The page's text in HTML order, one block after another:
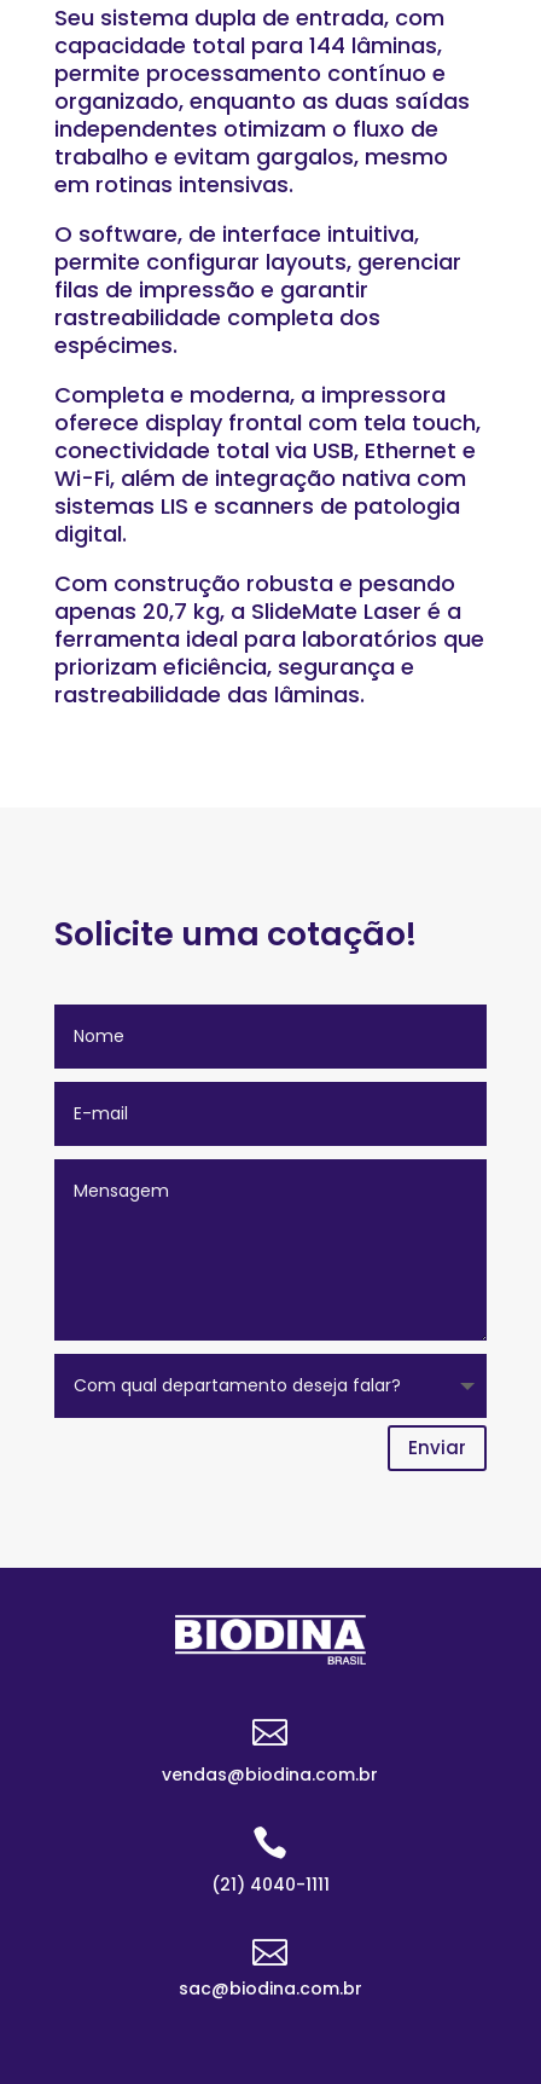
Seu sistema dupla de entrada, com
capacidade total para 144 lâminas,
permite processamento contínuo e
organizado, enquanto as duas saídas
independentes otimizam o fluxo de
trabalho e evitam gargalos, mesmo
em rotinas intensivas.
O software, de interface intuitiva,
permite configurar layouts, gerenciar
filas de impressão e garantir
rastreabilidade completa dos
espécimes.
Completa e moderna, a impressora
oferece display frontal com tela touch,
conectividade total via USB, Ethernet e
Wi-Fi, além de integração nativa com
sistemas LIS e scanners de patologia
digital.
Com construção robusta e pesando
apenas 20,7 kg, a SlideMate Laser é a
ferramenta ideal para laboratórios que
priorizam eficiência, segurança e
rastreabilidade das lâminas.
Solicite uma cotação!
Enviar

vendas@biodina.com.br

(21) 4040-1111

sac@biodina.com.br